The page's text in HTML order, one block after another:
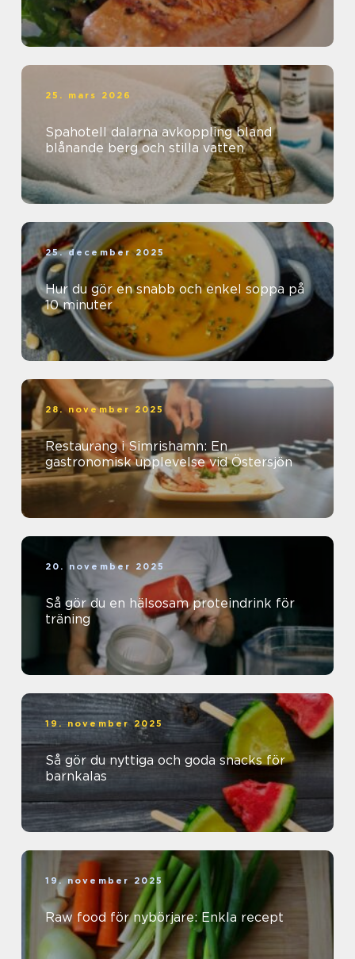
25. mars 2026
Spahotell dalarna avkoppling bland
blånande berg och stilla vatten
25. december 2025
Hur du gör en snabb och enkel soppa på
10 minuter
28. november 2025
Restaurang i Simrishamn: En
gastronomisk upplevelse vid Östersjön
20. november 2025
Så gör du en hälsosam proteindrink för
träning
19. november 2025
Så gör du nyttiga och goda snacks för
barnkalas
19. november 2025
Raw food för nybörjare: Enkla recept